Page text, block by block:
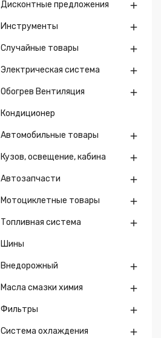
Дисконтные предложения 
Инструменты 
Случайные товары 
Электрическая система 
Обогрев Вентиляция
Кондиционер

Автомобильные товары 
Кузов, освещение, кабина 
Автозапчасти 
Мотоциклетные товары 
Топливная система 
Шины
Внедорожный 
Масла смазки химия 
Фильтры 
Система охлаждения 